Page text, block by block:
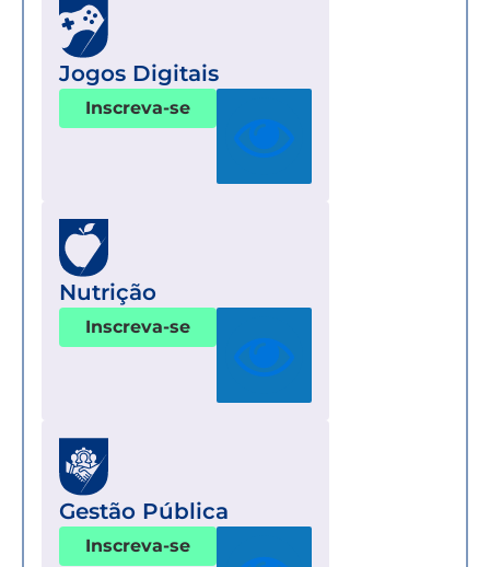
Jogos Digitais
Inscreva-se
Nutrição
Inscreva-se
Gestão Pública
Inscreva-se